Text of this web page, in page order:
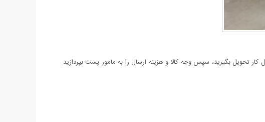
تحویل بگیرید، سپس وجه کالا و هزینه ارسال را به مامور پست بپردازید.